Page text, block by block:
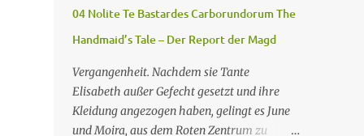
Handelsabkommen zu unterzeichnen.
Botschafterin Castillo konfrontiert Serena
als Manifest von Gilead gilt und einen
„häuslichen Feminismus” für eine
Gesellschaft postuliert, deren oberstes Gut
04 Nolite Te Bastardes Carborundorum The
Handmaid’s Tale – Der Report der Magd
Vergangenheit. Nachdem sie Tante
Elisabeth außer Gefecht gesetzt und ihre
Kleidung angezogen haben, gelingt es June
und Moira, aus dem Roten Zentrum zu